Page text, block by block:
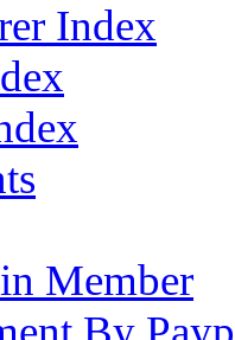
Index
Member